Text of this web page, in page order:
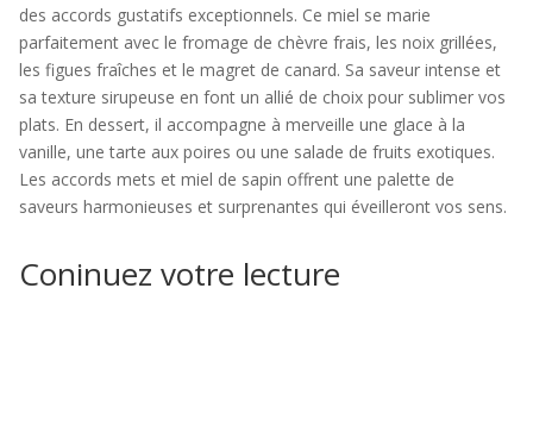
des accords gustatifs exceptionnels. Ce miel se marie
parfaitement avec le fromage de chèvre frais, les noix grillées,
les figues fraîches et le magret de canard. Sa saveur intense et
sa texture sirupeuse en font un allié de choix pour sublimer vos
plats. En dessert, il accompagne à merveille une glace à la
vanille, une tarte aux poires ou une salade de fruits exotiques.
Les accords mets et miel de sapin offrent une palette de
saveurs harmonieuses et surprenantes qui éveilleront vos sens.
Coninuez votre lecture